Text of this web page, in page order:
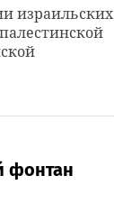
израильских
фонтан